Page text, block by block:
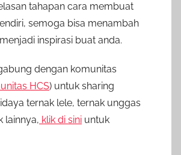
tahapan cara membuat
semoga bisa menambah
inspirasi buat anda.
dengan komunitas
HCS) untuk sharing
ternak lele, ternak unggas
lainnya, klik di sini untuk